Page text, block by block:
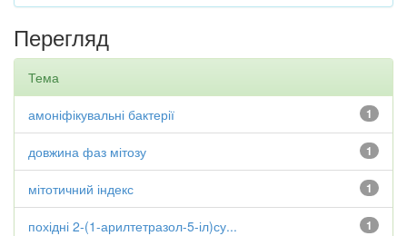
Перегляд
Тема
1
амоніфікувальні бактерії
1
довжина фаз мітозу
1
мітотичний індекс
1
похідні 2-(1-арилтетразол-5-іл)су...